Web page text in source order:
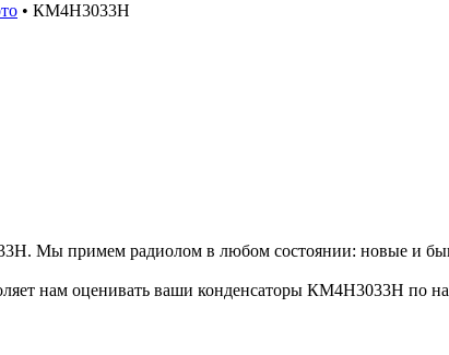
• КМ4Н3033Н
Мы примем радиолом в любом состоянии: новые и
нам оценивать ваши конденсаторы КМ4Н3033Н по